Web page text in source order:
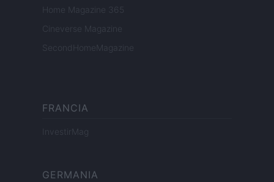
Home Magazine 365
Cineverse Magazine
SecondHomeMagazine
FRANCIA
InvestirMag
GERMANIA